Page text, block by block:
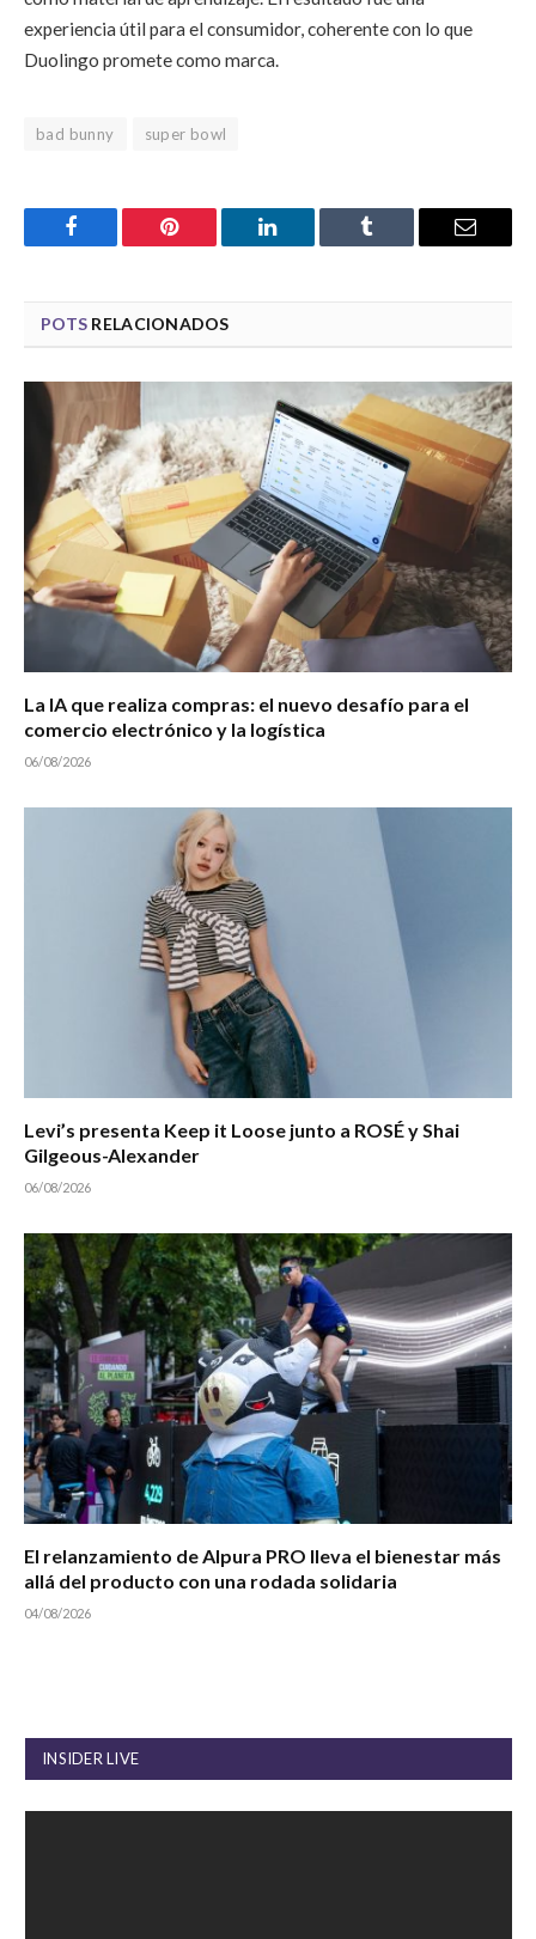
experiencia útil para el consumidor, coherente con lo que
Duolingo promete como marca.
bad bunny super bowl
Facebook Pinterest LinkedIn Tumblr Email
POTS RELACIONADOS
La IA que realiza compras: el nuevo desafío para el
comercio electrónico y la logística
06/08/2026
Levi’s presenta Keep it Loose junto a ROSÉ y Shai
Gilgeous-Alexander
06/08/2026
El relanzamiento de Alpura PRO lleva el bienestar más
allá del producto con una rodada solidaria
04/08/2026
INSIDER LIVE